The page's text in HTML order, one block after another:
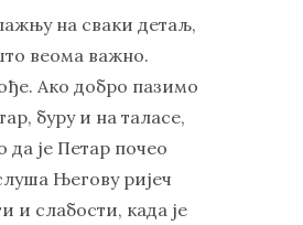
на сваки детаљ,
веома важно.
Ако добро пазимо
буру и на таласе,
је Петар почео
Његову ријеч
и слабости, када је